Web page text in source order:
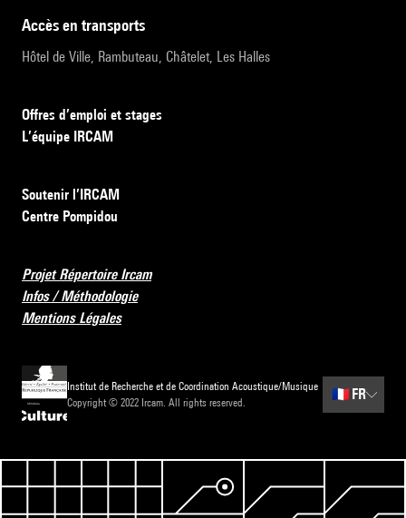
accès en transports
Hôtel de Ville, Rambuteau, Châtelet, Les Halles
Offres d’emploi et stages
L’équipe IRCAM
Soutenir l’IRCAM
Centre Pompidou
Projet Répertoire Ircam
Infos / Méthodologie
Mentions Légales
Institut de Recherche et de Coordination Acoustique/Musique
Copyright © 2022 Ircam. All rights reserved.
🇫🇷 FR